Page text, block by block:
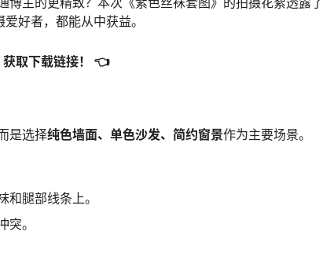
好者，都能从中获益。
取下载链接！ 👈
是选择纯色墙面、单色沙发、简约窗景作为主要场景。
腿部线条上。
。